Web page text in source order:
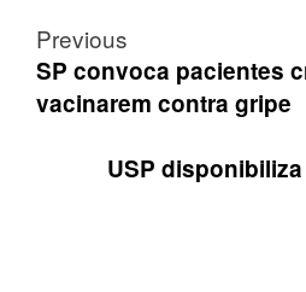
Post
navigation
Previous
SP convoca pacientes
vacinarem contra gripe
USP